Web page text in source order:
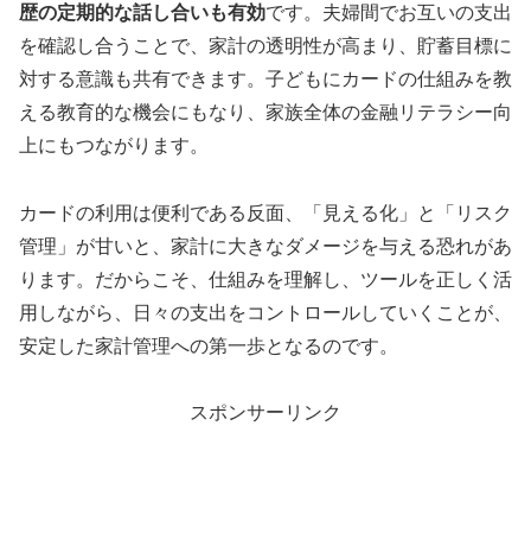
歴の定期的な話し合いも有効です。夫婦間でお互いの支出
を確認し合うことで、家計の透明性が高まり、貯蓄目標に
対する意識も共有できます。子どもにカードの仕組みを教
える教育的な機会にもなり、家族全体の金融リテラシー向
上にもつながります。
カードの利用は便利である反面、「見える化」と「リスク
管理」が甘いと、家計に大きなダメージを与える恐れがあ
ります。だからこそ、仕組みを理解し、ツールを正しく活
用しながら、日々の支出をコントロールしていくことが、
安定した家計管理への第一歩となるのです。
スポンサーリンク